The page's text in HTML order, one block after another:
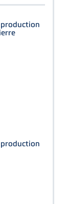
production
production